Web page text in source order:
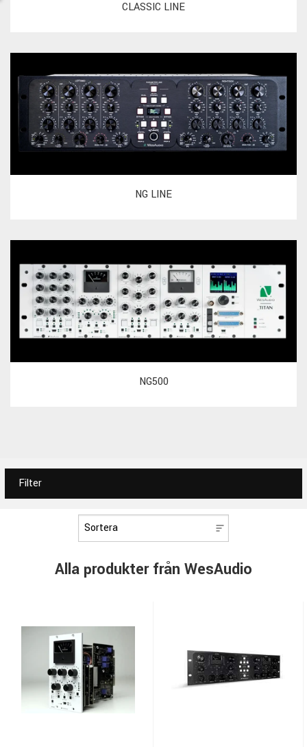
CLASSIC LINE
NG LINE
NG500
Filter
Alla produkter från WesAudio